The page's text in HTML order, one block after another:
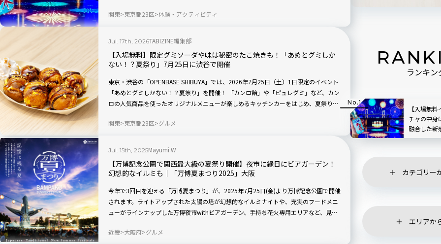
ポーツゲームなど、昔ながらの縁日を最新テクノロジーで楽しめる新感覚イベント。し
かも、テレビなどの豪華景品が当たるチャンスも！ 実際に体験して魅力をたっぷりご紹
介します。
関東 東京都23区 体験・アクティビティ
Jul. 17th, 2026TABIZINE編集部
【入場無料】限定グミソーダや味は秘密のたこ焼きも！「あめとグミしか
ない！？夏祭り」7月25日に渋谷で開催
東京・渋谷の「OPENBASE SHIBUYA」では、2026年7月25日（土）1日限定のイベント
「あめとグミしかない！？夏祭り」を開催！ 「カンロ飴」や「ピュレグミ」など、カン
ロの人気商品を使ったオリジナルメニューが楽しめるキッチンカーをはじめ、夏祭りに
コンテンツが盛りだくさんです。
関東 東京都23区 グルメ
Jul. 15th, 2025Mayumi.W
【万博記念公園で関西最大級の夏祭り開催】夜市に縁日にビアガーデン！
幻想的なイルミも｜「万博夏まつり2025」大阪
今年で3回目を迎える「万博夏まつり」が、2025年7月25日(金)より万博記念公園で開催
されます。ライトアップされた太陽の塔が幻想的なイルミナイトや、充実のフードメニ
ューがラインナップした万博夜市withビアガーデン、手持ち花火専用エリアなど、見ど
近畿 大阪府 グルメ
ランキン
【入場無
チャの中
融合した新
「TOKYO
カテゴリー
エリアか